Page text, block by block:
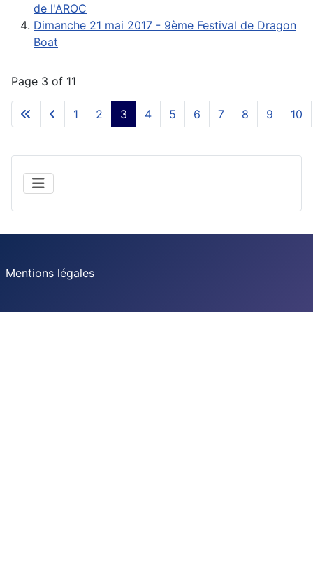
de l'AROC
Dimanche 21 mai 2017 - 9ème Festival de Dragon
Boat
Page 3 of 11
1 2 3 4 5 6 7 8 9 10
Mentions légales